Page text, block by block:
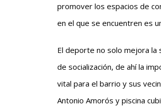
promover los espacios de
en el que se encuentren es
El deporte no solo mejora la
de socialización, de ahí la
vital para el barrio y sus
Antonio Amorós y piscina